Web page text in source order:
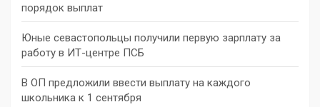
порядок выплат
Юные севастопольцы получили первую зарплату за
работу в ИТ-центре ПСБ
В ОП предложили ввести выплату на каждого
школьника к 1 сентября